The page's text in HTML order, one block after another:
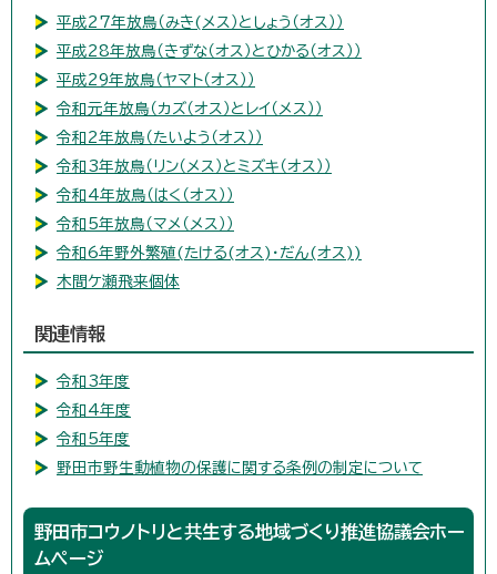
平成27年放鳥（みき(メス）としょう（オス））
平成28年放鳥（きずな（オス）とひかる（オス））
平成29年放鳥（ヤマト（オス））
令和元年放鳥（カズ（オス）とレイ（メス））
令和2年放鳥（たいよう（オス））
令和3年放鳥（リン（メス）とミズキ（オス））
令和4年放鳥（はく（オス））
令和5年放鳥（マメ（メス））
令和6年野外繁殖(たける(オス)・だん(オス))
木間ケ瀬飛来個体
関連情報
令和3年度
令和4年度
令和5年度
野田市野生動植物の保護に関する条例の制定について
野田市コウノトリと共生する地域づくり推進協議会ホー
ムページ